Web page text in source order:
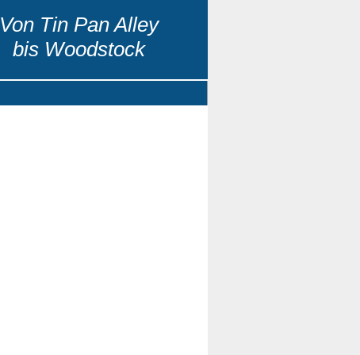
Von Tin Pan Alley
bis Woodstock